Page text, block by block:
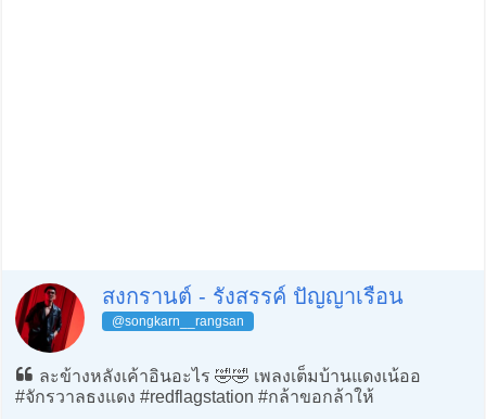
สงกรานต์ - รังสรรค์ ปัญญาเรือน
@songkarn__rangsan
ละข้างหลังเค้าอินอะไร 🤣🤣 เพลงเต็มบ้านแดงเน้ออ
#จักรวาลธงแดง #redflagstation #กล้าขอกล้าให้